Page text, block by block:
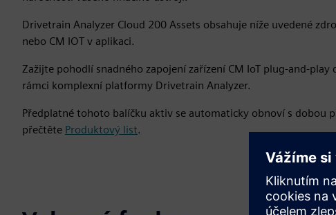
Drivetrain Analyzer Cloud 200 Assets obsahuje níže uvedené
nebo CM IOT v aplikaci.
Zažijte pohodlí snadného zapojení zařízení CM IoT plug-and-
rámci komplexní platformy Drivetrain Analyzer.
Předplatné tohoto balíčku aktiv se automaticky obnoví s dobou
přečtěte Produktový list.